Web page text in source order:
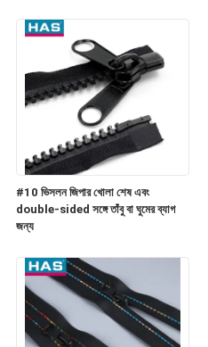
#10 ভিসলন জিপার খোলা শেষ এবং
double-sided সঙ্গে তাঁবু বা ঘুমের ব্যাগ
জন্য